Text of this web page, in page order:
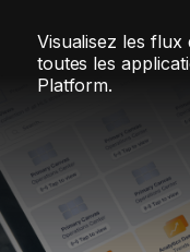
Visualisez les flux
toutes les
Platform.